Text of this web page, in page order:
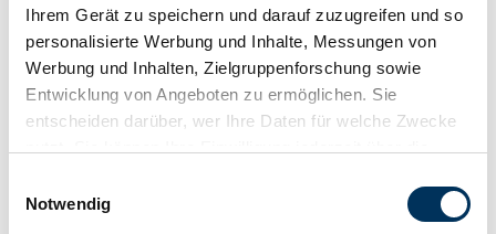
Ihrem Gerät zu speichern und darauf zuzugreifen und so
personalisierte Werbung und Inhalte, Messungen von
Werbung und Inhalten, Zielgruppenforschung sowie
Entwicklung von Angeboten zu ermöglichen. Sie
entscheiden darüber, wer Ihre Daten für welche Zwecke
Trigger Symbol ändern oder widerrufen
Notwendig
/42